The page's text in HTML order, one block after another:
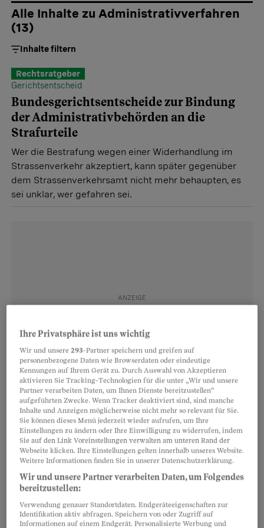
wohnt, aber in Bern ein Verkehrsdelikt begeht, kriegt -
nachdem das Strafverfahren in Bern abgeschossen ist -
Administrativmassnahmen. Hier erfahren Sie, wie Sie
sich im Administrativverfahren richtig verhalten.
Alle Inhalte zu Administrativverfahren
(13)
Inhalte filtern
Rechtsratgeber
Gerichtsentscheid
Bundesgerichtsentscheide zur Bindung
der Administrativbehörden an die
Strafurteile
Wer die Bestrafung wegen einer Widerhandlung im
Strassenverkehr akzeptiert, kann später gegenüber
dem Strassenverkehrsamt nicht mehr behaupten, es
sei unklar, wer gefahren sei.
Rechtsratgeber
Grundlage
Ausweisentzug durch die Polizei
Zwar dürfen nur die kantonalen Entzugsbehörden Lern-
und Führerausweise entziehen. Doch es wäre unsinnig,
wenn die Polizei völlig fahrunfähige Lenker machtlos
weiterfahren lassen müsste.
Rechtsratgeber
Ihre Privatsphäre ist uns wichtig
Wir und unsere293-Partner speichern und greifen auf
personenbezogene Daten wie Browserdaten oder eindeutige
Kennungen auf Ihrem Gerät zu. Durch Auswahl von Akzeptieren
aktivieren Sie Tracking-Technologien für die unter „Wir und unsere
Partner verarbeiten Daten, um Ihnen Dienste bereitzustellen“
aufgeführten Zwecke. Wenn Tracker deaktiviert sind, sind manche
Inhalte und Anzeigen möglicherweise nicht mehr so relevant für Sie.
Sie können dieses Menü jederzeit wieder aufrufen, um Ihre
Einstellungen zu ändern oder Ihre Einwilligung zu widerrufen, indem
Sie auf den Link Voreinstellungen verwalten am unteren Rand der
Webseite klicken. Ihre Einstellungen gelten innerhalb unseres Website.
Weitere Informationen finden Sie in unserer Datenschutzerklärung.
Wir und unsere Partner verarbeiten Daten, um Folgendes
bereitzustellen:
Verwendung genauer Standortdaten. Endgeräteeigenschaften zur
Identifikation aktiv abfragen. Speichern von oder Zugriff auf
Informationen auf einem Endgerät. Personalisierte Werbung und